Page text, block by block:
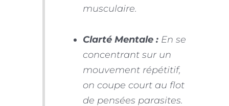
musculaire.
Clarté Mentale :En se
concentrant sur un
mouvement répétitif,
on coupe court au flot
de pensées parasites.